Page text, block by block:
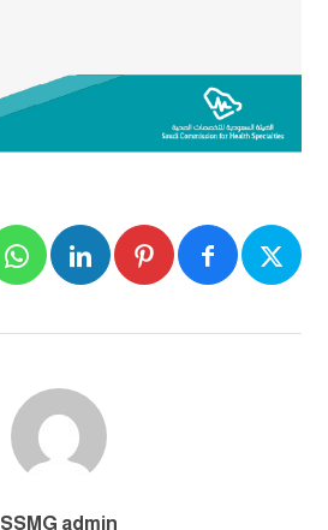
SSMG admin